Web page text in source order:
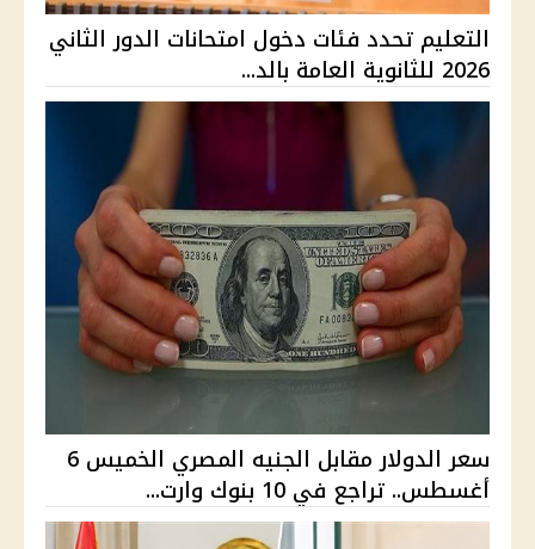
التعليم تحدد فئات دخول امتحانات الدور الثاني
2026 للثانوية العامة بالد...
سعر الدولار مقابل الجنيه المصري الخميس 6
أغسطس.. تراجع في 10 بنوك وارت...